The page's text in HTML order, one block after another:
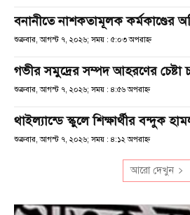
বনানীতে নাশকতামূলক কর্মকাণ্ডের
শুক্রবার, আগস্ট ৭, ২০২৬; সময় : ৫:০৩ অপরাহ্ণ
গভীর সমুদ্রের সম্পদ আহরণের চেষ্টা
শুক্রবার, আগস্ট ৭, ২০২৬; সময় : ৪:৫৬ অপরাহ্ণ
থাইল্যান্ডে স্কুলে শিক্ষার্থীর বন্দুক
শুক্রবার, আগস্ট ৭, ২০২৬; সময় : ৪:১২ অপরাহ্ণ
আরো দেখুন